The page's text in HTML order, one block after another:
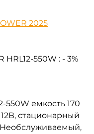
2025
550W : - 3%
550W емкость 170
стационарный
Необслуживаемый,